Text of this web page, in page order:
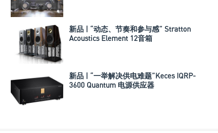
新品 | “动态、节奏和参与感” Stratton
Acoustics Element 12音箱
新品 | “一举解决供电难题”Keces IQRP-
3600 Quantum 电源供应器